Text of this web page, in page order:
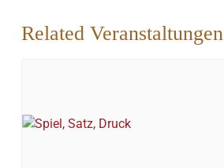
Related Veranstaltungen